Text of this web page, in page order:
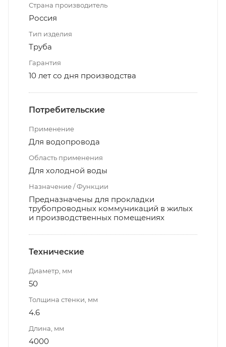
Страна производитель
Россия
Тип изделия
Труба
Гарантия
10 лет со дня производства
Потребительские
Применение
Для водопровода
Область применения
Для холодной воды
Назначение / Функции
Предназначены для прокладки
трубопроводных коммуникаций в жилых
и производственных помещениях
Технические
Диаметр, мм
50
Толщина стенки, мм
4.6
Длина, мм
4000